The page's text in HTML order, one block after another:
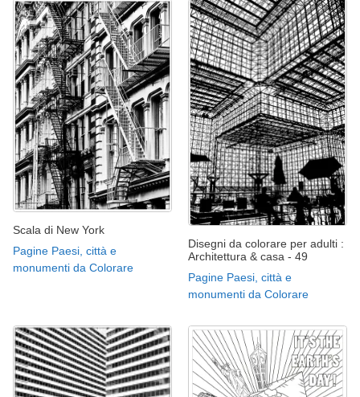
Scala di New York
Pagine Paesi, città e
monumenti da Colorare
Disegni da colorare per adulti :
Architettura & casa - 49
Pagine Paesi, città e
monumenti da Colorare